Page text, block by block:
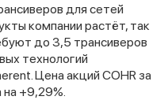
для сетей
компании растёт, так
до 3,5 трансиверов
технологий
Цена акций COHR за
+9,29%.